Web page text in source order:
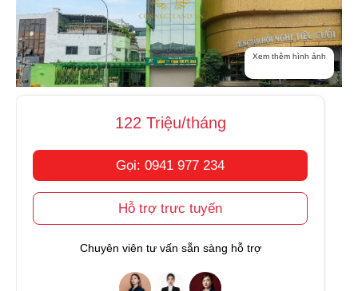
Xem thêm hình ảnh
122 Triệu/tháng
Gọi: 0941 977 234
Hỗ trợ trực tuyến
Chuyên viên tư vấn sẵn sàng hỗ trợ